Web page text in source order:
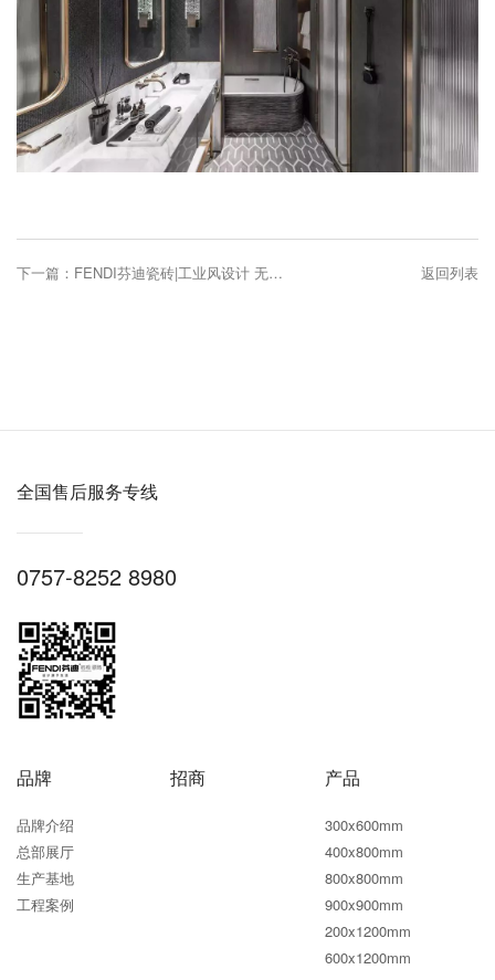
下一篇： FENDI芬迪瓷砖|工业风设计 无法抵御的气质！ 返回列表
全国售后服务专线
0757-8252 8980
品牌
品牌介绍
总部展厅
生产基地
工程案例
招商 产品
300x600mm
400x800mm
800x800mm
900x900mm
200x1200mm
600x1200mm